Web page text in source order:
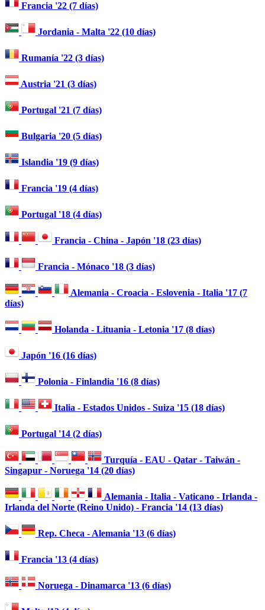
Francia '22 (7 días)
Jordania - Malta '22 (10 días)
Rumanía '22 (3 días)
Austria '21 (3 días)
Portugal '21 (7 días)
Bulgaria '20 (5 días)
Islandia '19 (9 días)
Francia '19 (4 días)
Portugal '18 (4 días)
Francia - China - Japón '18 (23 días)
Francia - Mónaco '18 (3 días)
Alemania - Croacia - Eslovenia - Italia '17 (7
días)
Holanda - Lituania - Letonia '17 (8 días)
Japón '16 (16 días)
Polonia - Finlandia '16 (8 días)
Italia - Estados Unidos - Suiza '15 (18 días)
Portugal '14 (2 días)
Turquía - EAU - Qatar - Taiwán -
Singapur - Noruega '14 (20 días)
Alemania - Italia - Vaticano - Irlanda -
Irlanda del Norte (Reino Unido) - Francia '14 (13 días)
Rep. Checa - Alemania '13 (6 días)
Francia '13 (4 días)
Noruega - Dinamarca '13 (6 días)